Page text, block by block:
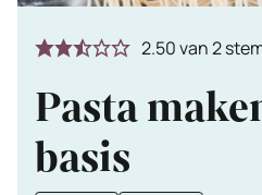
2.50van2
Pasta
basis